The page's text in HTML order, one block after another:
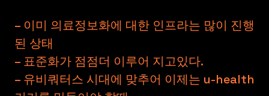
– 이미 의료정보화에 대한 인프라는 많이 진행
된 상태
– 표준화가 점점더 이루어 지고있다.
– 유비쿼터스 시대에 맞추어 이제는 u-health